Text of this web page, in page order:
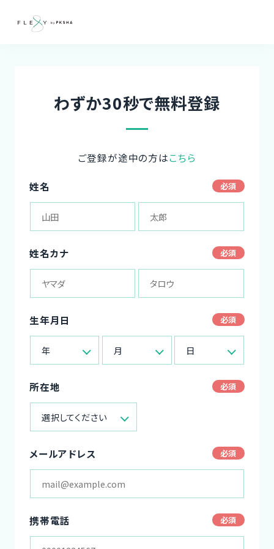
わずか30秒で無料登録
ご登録が途中の方はこちら
姓名
姓名カナ
生年月日
年 月 日
所在地
選択してください
メールアドレス
携帯電話